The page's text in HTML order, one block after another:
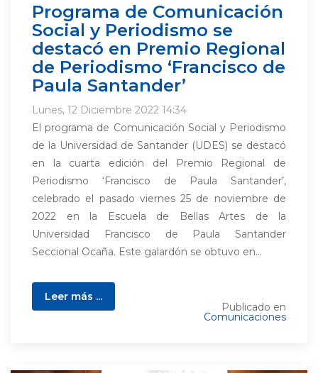
Programa de Comunicación
Social y Periodismo se
destacó en Premio Regional
de Periodismo ‘Francisco de
Paula Santander’
Lunes, 12 Diciembre 2022 14:34
El programa de Comunicación Social y Periodismo
de la Universidad de Santander (UDES) se destacó
en la cuarta edición del Premio Regional de
Periodismo ‘Francisco de Paula Santander’,
celebrado el pasado viernes 25 de noviembre de
2022 en la Escuela de Bellas Artes de la
Universidad Francisco de Paula Santander
Seccional Ocaña. Este galardón se obtuvo en...
Leer más ...
Publicado en
Comunicaciones